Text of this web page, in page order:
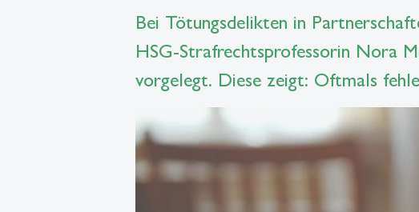
Bei Tötungsdelikten in
HSG-Strafrechtsprofessorin Nora
vorgelegt. Diese zeigt: Oftmals